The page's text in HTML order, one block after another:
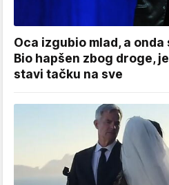
Oca izgubio mlad, a
Bio hapšen zbog droge,
stavi tačku na sve